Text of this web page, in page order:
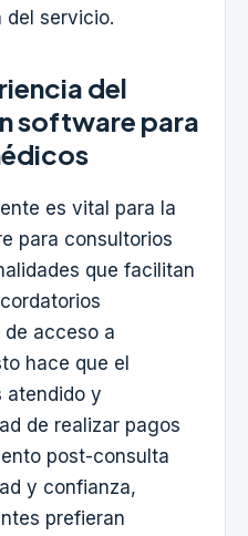
del servicio.
del
software para
es vital para la
para consultorios
que facilitan
acceso a
hace que el
atendido y
de realizar pagos
post-consulta
y confianza,
prefieran